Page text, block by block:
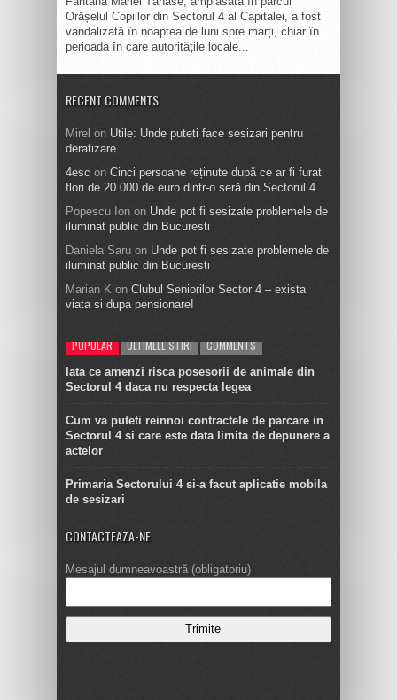
Orășelul Copiilor din Sectorul 4 al Capitalei, a fost
vandalizată în noaptea de luni spre marți, chiar în
perioada în care autoritățile locale...
RECENT COMMENTS
Mirel on Utile: Unde puteti face sesizari pentru
deratizare
4esc on Cinci persoane reținute după ce ar fi furat
flori de 20.000 de euro dintr-o seră din Sectorul 4
Popescu Ion on Unde pot fi sesizate problemele de
iluminat public din Bucuresti
Daniela Saru on Unde pot fi sesizate problemele de
iluminat public din Bucuresti
Marian K on Clubul Seniorilor Sector 4 – exista
viata si dupa pensionare!
POPULAR ULTIMELE STIRI COMMENTS
Iata ce amenzi risca posesorii de animale din
Sectorul 4 daca nu respecta legea
Cum va puteti reinnoi contractele de parcare in
Sectorul 4 si care este data limita de depunere a
actelor
Primaria Sectorului 4 si-a facut aplicatie mobila
de sesizari
CONTACTEAZA-NE
Mesajul dumneavoastră (obligatoriu)